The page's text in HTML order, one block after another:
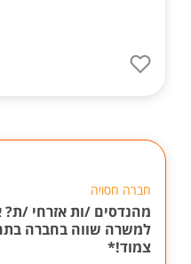
חברה חסויה
מהנדסים /ות אזרחי /
למשרה שווה בחברה
צמוד!*